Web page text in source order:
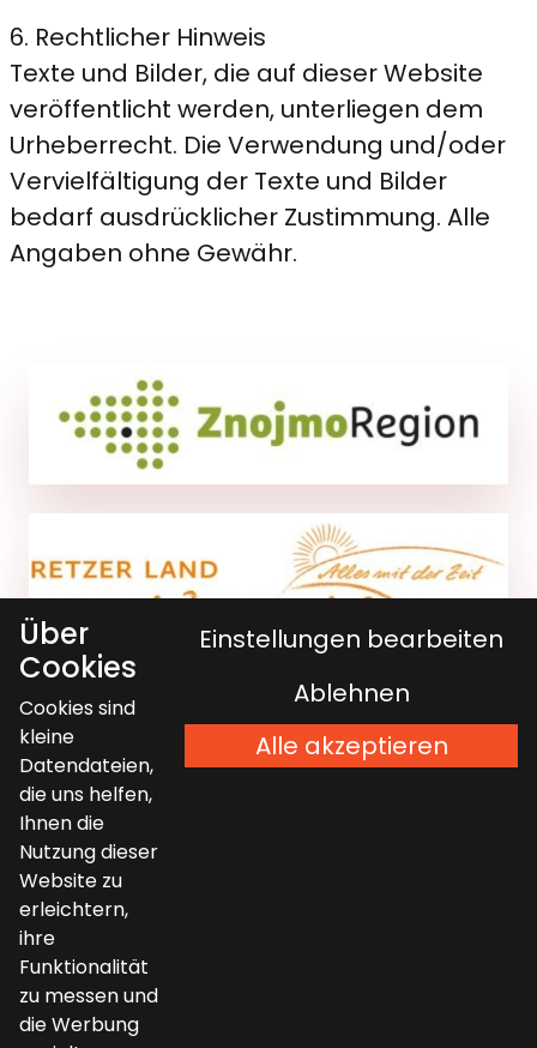
6. Rechtlicher Hinweis
Texte und Bilder, die auf dieser Website
veröffentlicht werden, unterliegen dem
Urheberrecht. Die Verwendung und/oder
Vervielfältigung der Texte und Bilder
bedarf ausdrücklicher Zustimmung. Alle
Angaben ohne Gewähr.
JUKEBOX HOTEL
Hatě 193
CZ-669 02 Chvalovice
Über
Cookies
Cookies sind
kleine
Datendateien,
die uns helfen,
Ihnen die
Nutzung dieser
Website zu
erleichtern,
ihre
Funktionalität
zu messen und
die Werbung
Einstellungen bearbeiten
Ablehnen
Alle akzeptieren